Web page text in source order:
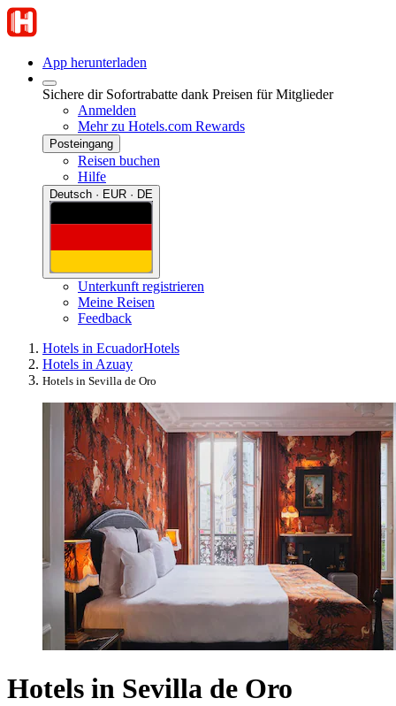
App herunterladen
Sichere dir Sofortrabatte dank Preisen für Mitglieder
Anmelden
Mehr zu Hotels.com Rewards
Posteingang
Reisen buchen
Hilfe
Deutsch · EUR · DE
Unterkunft registrieren
Meine Reisen
Feedback
Hotels in EcuadorHotels
Hotels in Azuay
Hotels in Sevilla de Oro
Hotels in Sevilla de Oro